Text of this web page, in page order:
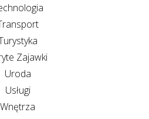
Zajawki
Uroda
Usługi
Wnętrza